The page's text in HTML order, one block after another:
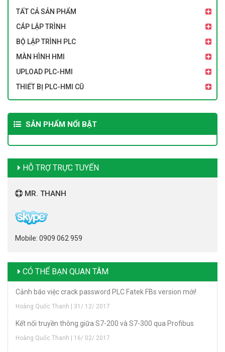
TẤT CẢ SẢN PHẨM
CÁP LẬP TRÌNH
BỘ LẬP TRÌNH PLC
MÀN HÌNH HMI
UPLOAD PLC-HMI
THIẾT BỊ PLC-HMI CŨ
SẢN PHẨM NỔI BẬT
HỖ TRỢ TRỰC TUYẾN
MR. THANH
Mobile: 0909 062 959
CÓ THỂ BẠN QUAN TÂM
Cảnh báo việc crack password PLC Fatek FBs version mới!
Hoàng Quốc Thanh | 31/ 12/ 2017
Kết nối truyền thông giữa S7-200 và S7-300 qua Profibus
Hoàng Quốc Thanh | 16/ 02/ 2017